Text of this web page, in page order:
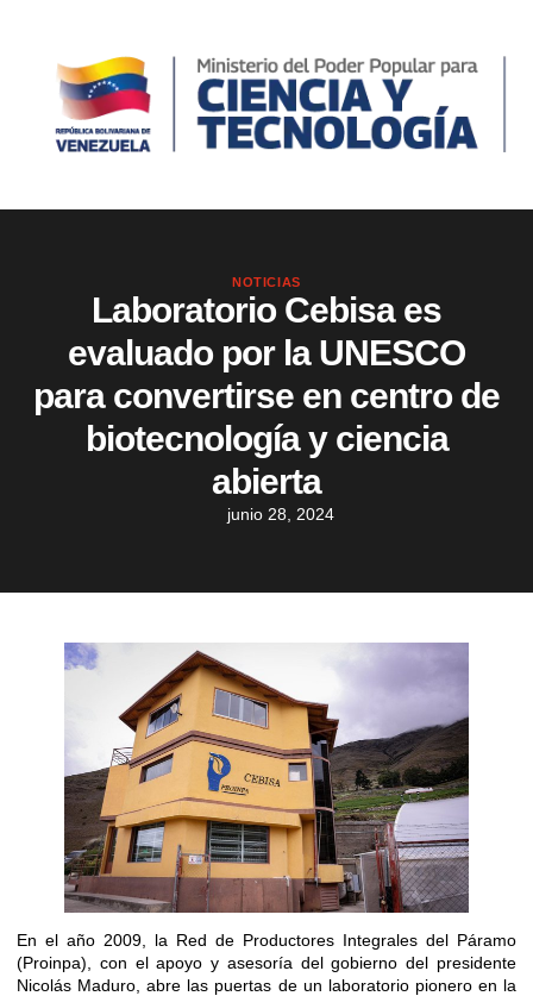
NOTICIAS
Laboratorio Cebisa es
evaluado por la UNESCO
para convertirse en centro de
biotecnología y ciencia
abierta
junio 28, 2024
En el año 2009, la Red de Productores Integrales del Páramo
(Proinpa), con el apoyo y asesoría del gobierno del presidente
Nicolás Maduro, abre las puertas de un laboratorio pionero en la